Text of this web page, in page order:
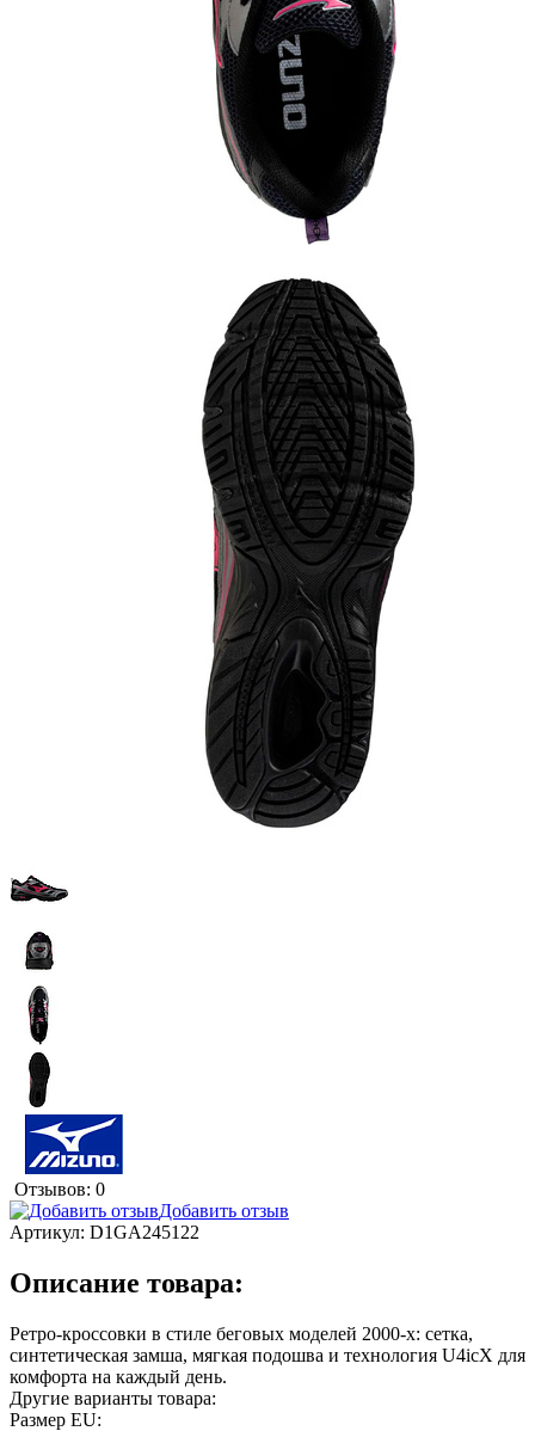
Отзывов: 0
Добавить отзыв
Артикул: D1GA245122
Описание товара:
Ретро-кроссовки в стиле беговых моделей 2000-х: сетка,
синтетическая замша, мягкая подошва и технология U4icX для
комфорта на каждый день.
Другие варианты товара:
Размер EU: